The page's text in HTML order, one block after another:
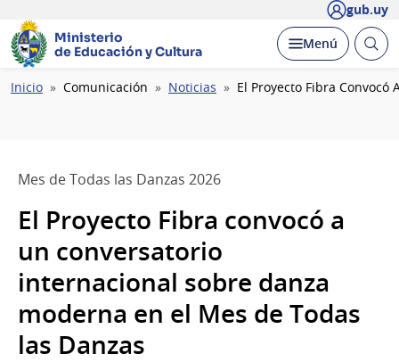
gub.uy
Ministerio
de Educación y Cultura
Desplegar
Menú Abrir
Ruta
Inicio Comunicación Noticias El Proyecto Fibra
Mes de Todas las Danzas 2026
El Proyecto Fibra convocó a
un conversatorio
internacional sobre danza
moderna en el Mes de Todas
las Danzas